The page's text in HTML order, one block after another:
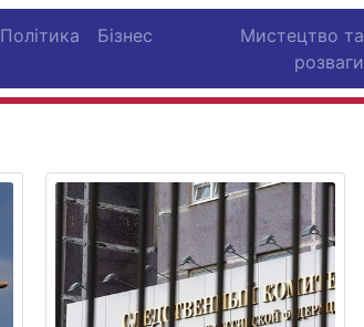
Політика Бізнес
Мистецтво та
розваги